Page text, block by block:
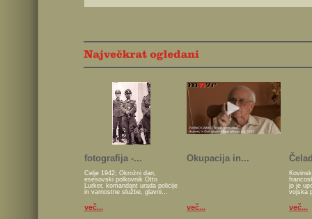
fotografija -...
Celje 1942; Okrožni dan,
esesovski polkovnik Otto
Lurker, komandant urada policije
in varnostne službe, glavni...
več...
Okupacija in...
več...
jo je
vojska
več...